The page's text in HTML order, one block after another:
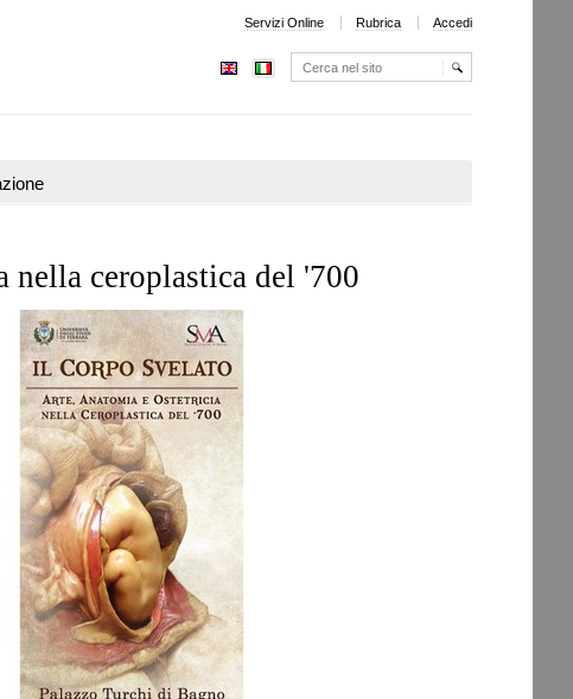
Servizi Online Rubrica Accedi
Cerca nel sito
nella ceroplastica del '700